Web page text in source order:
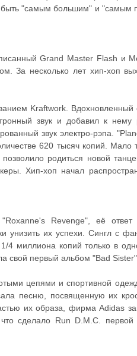
быть "самым большим" и "самым
Grand Master Flash и
За несколько лет хип-хоп
Kraftwork. Вдохновленный
звук и добавил к
звук электро-рэпа.
620 тысяч копий. Мало
родиться новой
Хип-хоп начал
Revenge", её ответ
унизить их успехи. Сингл с
4 миллиона копий только в
свой первый альбом "Bad Sister".
цепями и спортивной
песню, посвященную их
их образа, фирма Adidas
сделало Run D.M.C. первой